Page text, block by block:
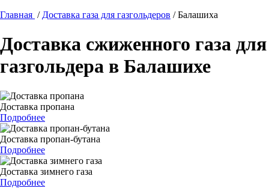
Главная / Доставка газа для газгольдеров /Балашиха
Доставка сжиженного газа для
газгольдера в Балашихе
Доставка пропана
Подробнее
Доставка пропан-бутана
Подробнее
Доставка зимнего газа
Подробнее